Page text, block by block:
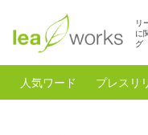
リ
に
グ
人気ワード プレスリ